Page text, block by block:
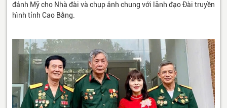
đánh Mỹ cho Nhà đài và chụp ảnh chung với lãnh đạo Đài truyền
hình tỉnh Cao Bằng.